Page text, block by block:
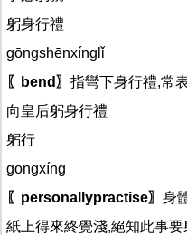
躬身行禮
gōngshēnxínglǐ
〖bend〗 指彎下身行禮,常
向皇后躬身行禮
躬行
gōngxíng
〖personallypractise〗 身
紙上得來終覺淺,絕知此事